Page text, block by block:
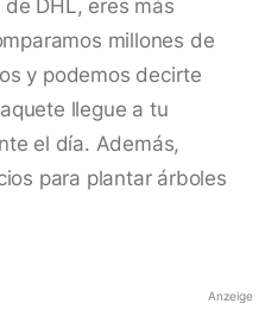
DHL, eres más
millones de
y podemos decirte
llegue a tu
el día. Además,
para plantar árboles
Anzeige